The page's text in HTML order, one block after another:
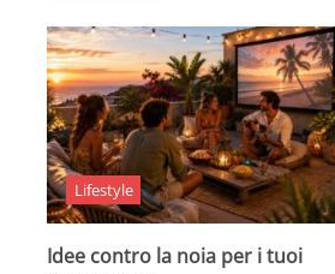
Lifestyle
Idee contro la noia per i tuoi